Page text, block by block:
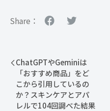
Share：
ChatGPTやGeminiは
「おすすめ商品」をど
こから引用しているの
か？スキンケアとアパ
レルで104回調べた結果